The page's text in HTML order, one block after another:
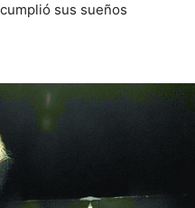
sus sueños